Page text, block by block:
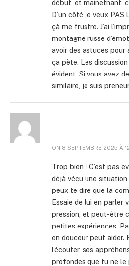
début, et mainetnant,
D’un côté je veux PAS
çà me frustre. J’ai
montagne russe
avoir des astuces pour
ça pète. Les
évident. Si vous avez
similaire, je suis
ON 8 SEPTEMBRE 2025 À
Trop bien ! C’est pas
déjà vécu une
peux te dire que la
Essaie de lui en parler
pression, et peut-être
petites expériences.
en douceur peut aider.
l’écouter, ses
profondes que tu ne le